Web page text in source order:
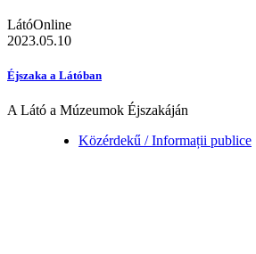
LátóOnline
2023.05.10
Éjszaka a Látóban
A Látó a Múzeumok Éjszakáján
Közérdekű / Informații publice